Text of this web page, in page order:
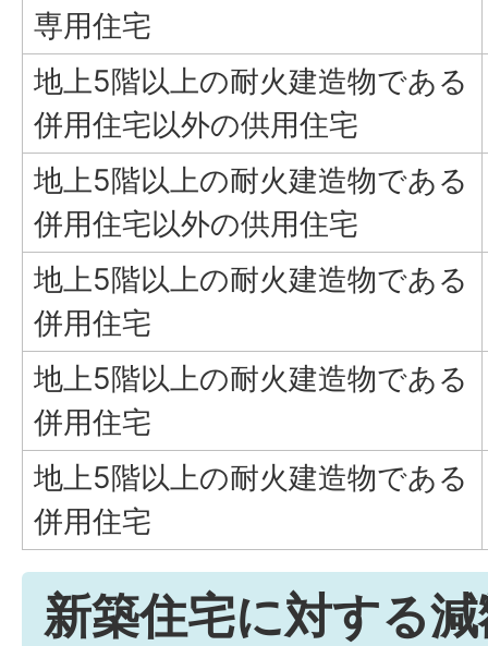
専用住宅
地上5階以上の耐火建造物である
併用住宅以外の供用住宅
地上5階以上の耐火建造物である
併用住宅以外の供用住宅
地上5階以上の耐火建造物である
併用住宅
地上5階以上の耐火建造物である
併用住宅
地上5階以上の耐火建造物である
併用住宅
新築住宅に対する